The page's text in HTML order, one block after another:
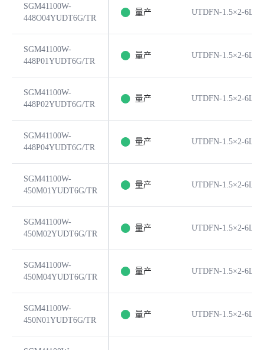
SGM41100W-
448O04YUDT6G/TR
量产 UTDFN-1.5×2-6L
SGM41100W-
448P01YUDT6G/TR
量产 UTDFN-1.5×2-6L
SGM41100W-
448P02YUDT6G/TR
量产 UTDFN-1.5×2-6L
SGM41100W-
448P04YUDT6G/TR
量产 UTDFN-1.5×2-6L
SGM41100W-
450M01YUDT6G/TR
量产 UTDFN-1.5×2-6L
SGM41100W-
450M02YUDT6G/TR
量产 UTDFN-1.5×2-6L
SGM41100W-
450M04YUDT6G/TR
量产 UTDFN-1.5×2-6L
SGM41100W-
450N01YUDT6G/TR
量产 UTDFN-1.5×2-6L